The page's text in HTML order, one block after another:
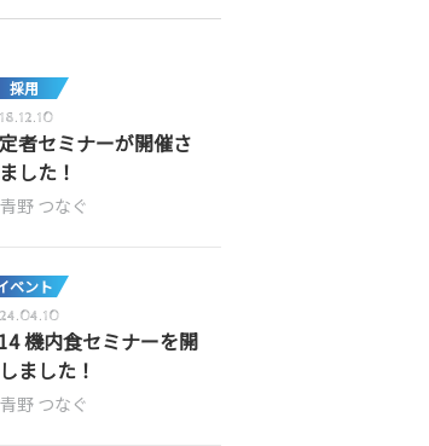
採用
者セミナーが開催さ
した！
青野 つなぐ
ベント
機内食セミナーを開
ました！
青野 つなぐ